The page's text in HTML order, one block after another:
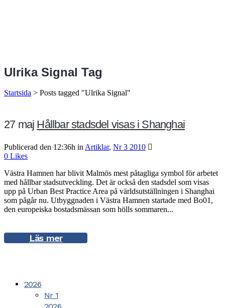
Ulrika Signal Tag
Startsida > Posts tagged "Ulrika Signal"
27 maj Hållbar stadsdel visas i Shanghai
Publicerad den 12:36h in Artiklar, Nr 3 2010
0 Likes
Västra Hamnen har blivit Malmös mest påtagliga symbol för arbetet
med hållbar stadsutveckling. Det är också den stadsdel som visas
upp på Urban Best Practice Area på världsutställningen i Shanghai
som pågår nu. Utbyggnaden i Västra Hamnen startade med Bo01,
den europeiska bostadsmässan som hölls sommaren...
Läs mer
2026
Nr 1
2026